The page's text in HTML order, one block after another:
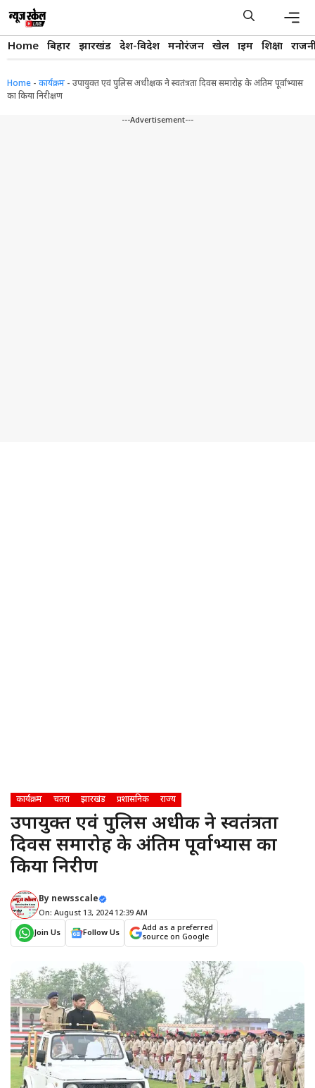
content
Home बिहार झारखंड देश-विदेश मनोरंजन खेल क्राइम शिक्षा
Home - कार्यक्रम - उपायुक्त एवं पुलिस अधीक्षक ने स्वतंत्रता दिवस समारोह के अंतिम पूर्वाभ्यास
का किया निरीक्षण
---Advertisement---
कार्यक्रम चतरा झारखंड प्रशासनिक राज्य
उपायुक्त एवं पुलिस अधीक्षक ने स्वतंत्रता
दिवस समारोह के अंतिम पूर्वाभ्यास का
किया निरीक्षण
By newsscale
On: August 13, 2024 12:39 AM
Join Us
Follow Us
Add as a preferred
source on Google